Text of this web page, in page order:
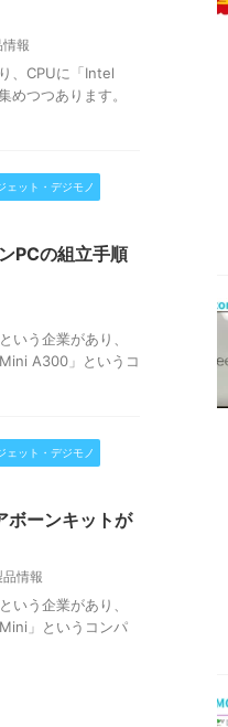
報
、CPUに「Intel
つつあります。
ェット・デジモノ
PCの組立手順
いう企業があり、
A300」というコ
ェット・デジモノ
ーンキットが
品情報
いう企業があり、
」というコンパ